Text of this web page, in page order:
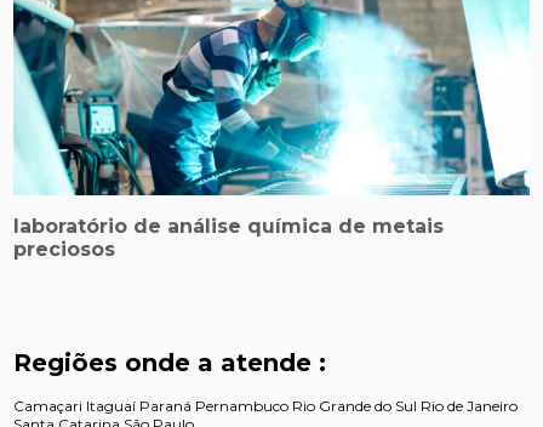
laboratório de análise química de metais
preciosos
Regiões onde a atende :
Camaçari Itaguaí Paraná Pernambuco Rio Grande do Sul Rio de Janeiro